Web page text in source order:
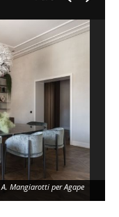
Mangiarotti per Agape